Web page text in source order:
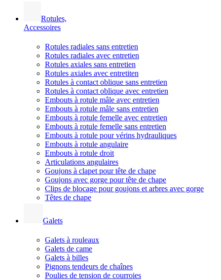
Rotules,
Accessoires
Rotules radiales sans entretien
Rotules radiales avec entretien
Rotules axiales sans entretien
Rotules axiales avec entretiten
Rotules à contact oblique sans entretien
Rotules à contact oblique avec entretien
Embouts à rotule mâle avec entretien
Embouts à rotule mâle sans entretien
Embouts à rotule femelle avec entretien
Embouts à rotule femelle sans entretien
Embouts à rotule pour vérins hydrauliques
Embouts à rotule angulaire
Embouts à rotule droit
Articulations angulaires
Goujons à clapet pour tête de chape
Goujons avec gorge pour tête de chape
Clips de blocage pour goujons et arbres avec gorge
Têtes de chape
Galets
Galets à rouleaux
Galets de came
Galets à billes
Pignons tendeurs de chaînes
Poulies de tension de courroies